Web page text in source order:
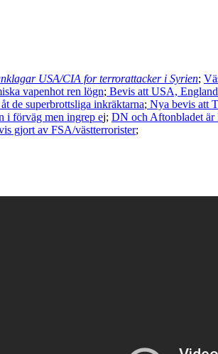
USA/CIA for terrorattacker i Syrien;
vapenhot ren lögn; Bevis att USA,
de superbrottsliga inkräktarna; Nya bevis att
i förväg men ingrep ej; DN och Aftonbladet är
gjort av FSA/västterrorister;